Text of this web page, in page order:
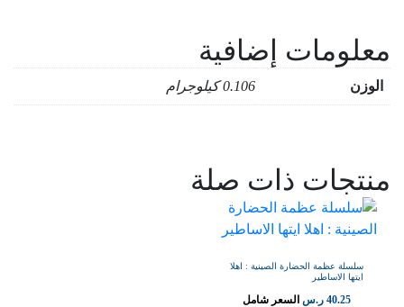
معلومات إضافية
الوزن 0.106 كيلوجرام
منتجات ذات صلة
سلسلة عظمة الحضارة الصينية : اهلا
ايتها الاساطير
40.25 ر.س السعر شامل